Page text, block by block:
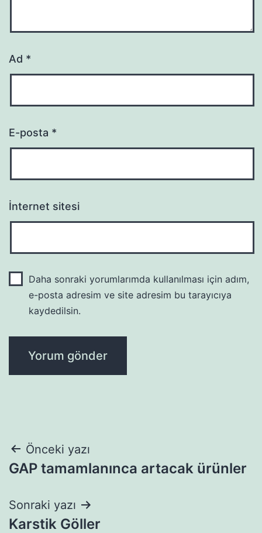
Ad *
E-posta *
İnternet sitesi
Daha sonraki yorumlarımda kullanılması için adım,
e-posta adresim ve site adresim bu tarayıcıya
kaydedilsin.
Yazı
gezinmesi
Önceki yazı
GAP tamamlanınca artacak ürünler
Sonraki yazı
Karstik Göller